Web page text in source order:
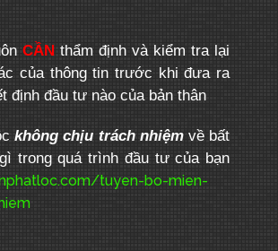
CẦNthẩm định và kiểm tra lại
của thông tin trước khi đưa ra
định đầu tư nào của bản thân
không chịu trách nhiệmvề bất
trong quá trình đầu tư của bạn
tuyen-bo-mien-